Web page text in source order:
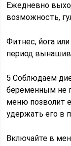
Ежедневно
возможность,
Фитнес, йога
период
5 Соблюдаем
беременным не
меню позволит
удержать его в
Включайте в